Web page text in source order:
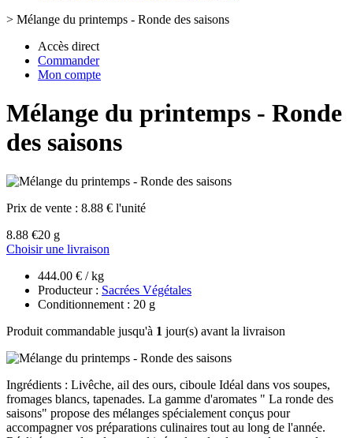
> Mélange du printemps - Ronde des saisons
Accès direct
Commander
Mon compte
Mélange du printemps - Ronde
des saisons
Prix de vente : 8.88 € l'unité
8.88 €20 g
Choisir une livraison
444.00 € / kg
Producteur : Sacrées Végétales
Conditionnement : 20 g
Produit commandable jusqu'à 1 jour(s) avant la livraison
Ingrédients : Livêche, ail des ours, ciboule Idéal dans vos soupes,
fromages blancs, tapenades. La gamme d'aromates " La ronde des
saisons" propose des mélanges spécialement conçus pour
accompagner vos préparations culinaires tout au long de l'année.